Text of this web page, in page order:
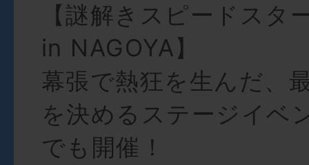
【謎解きスピードスタ
in NAGOYA】
幕張で熱狂を生んだ、
を決めるステージイベ
でも開催！